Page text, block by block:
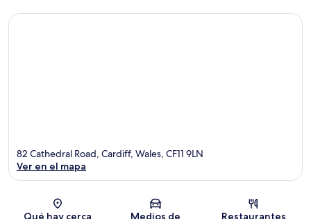
Sección del mapa
82 Cathedral Road, Cardiff, Wales, CF11 9LN
Ver en el mapa
Qué hay cerca
Medios de
Restaurantes